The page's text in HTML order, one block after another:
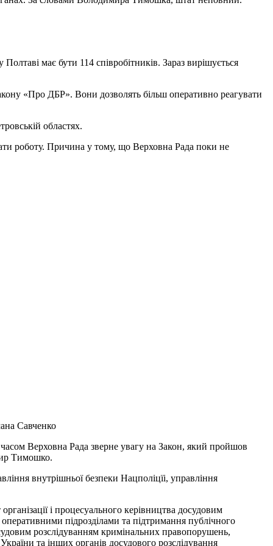
має бути 114 співробітників. Зараз вирішується
«Про ДБР». Вони дозволять більш оперативно реагувати
областях.
роботу. Причина у тому, що Верховна Рада поки не
Савченко
Верховна Рада зверне увагу на Закон, який пройшов
Тимошко.
внутрішньої безпеки Нацполіцїі, управління
і процесуального керівництва досудовим
підрозділами та підтримання публічного
розслідуванням кримінальних правопорушень,
та інших органів досудового розслідування